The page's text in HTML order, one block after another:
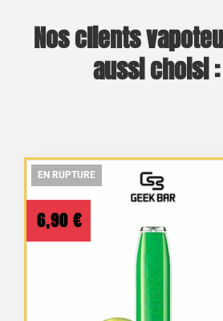
Nos clients
aussi choisi :
EN RUPTURE
EN RUPTURE
6,90 €
EN RUPTURE